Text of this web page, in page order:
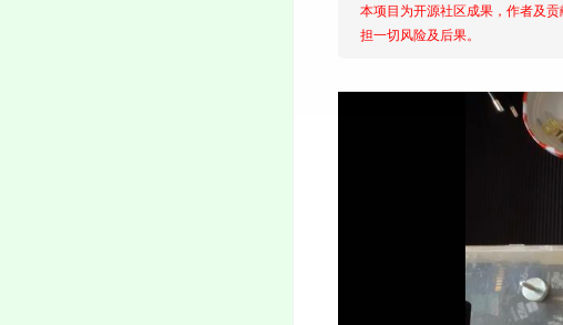
本项目为开源社区成果，作者及
担一切风险及后果。